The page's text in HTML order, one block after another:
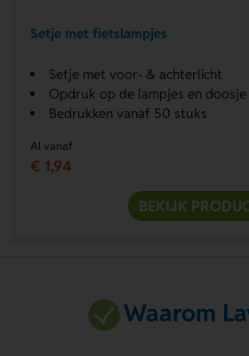
Setje met fietslampjes
Setje met voor- & achterlicht
Opdruk op de lampjes en doosje
Bedrukken vanaf 50 stuks
Al vanaf
€ 1,94
BEKIJK
Waarom